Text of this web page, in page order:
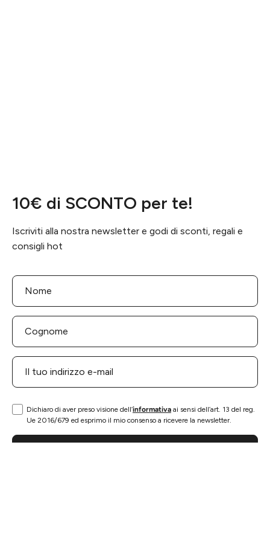
10€ di SCONTO per te!
Iscriviti alla nostra newsletter e godi di sconti, regali e
consigli hot
Dichiaro di aver preso visione dell’informativa ai sensi dell’art. 13 del reg.
Ue 2016/679 ed esprimo il mio consenso a ricevere la newsletter.